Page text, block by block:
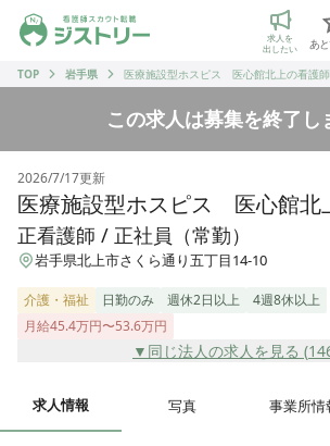
ジストリー 看護師の転職マッチング
求人を
出したい
あ
TOP
岩手県 医療施設型ホスピス 医心館北上の看護師
この求人は募集を終了し
2026/7/17更新
医療施設型ホスピス 医心館北
正看護師 / 正社員（常勤）
岩手県北上市さくら通り五丁目14-10
介護・福祉 日勤のみ 週休2日以上
4週8休以上
月給45.4万円〜53.6万円
▼同じ法人の求人を見る (
求人情報 写真 事業所情